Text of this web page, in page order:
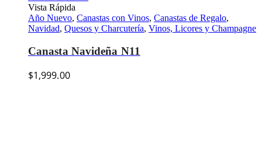
Vista Rápida
Año Nuevo, Canastas con Vinos, Canastas de Regalo,
Navidad, Quesos y Charcutería, Vinos, Licores y Champagne
Canasta Navideña N11
$1,999.00